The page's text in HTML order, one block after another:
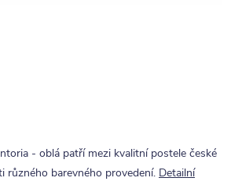
- oblá patří mezi kvalitní postele české
různého barevného provedení. Detailní